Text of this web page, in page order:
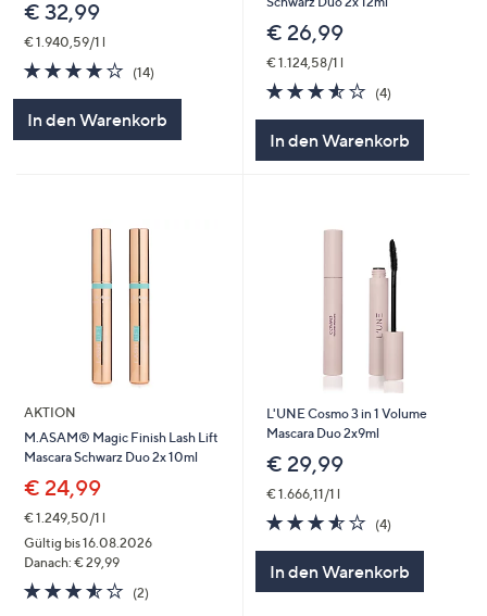
€ 32,99
€ 1.940,59/1 l
3.6
von
(14)14
In den Warenkorb
€ 26,99
€ 1.124,58/1 l
3.5
von
(4)
In den Warenkorb
AKTION
M.ASAM® Magic Finish Lash Lift
Mascara Schwarz Duo 2x 10ml
€ 24,99
€ 1.249,50/1 l
Gültig bis 16.08.2026
Danach: € 29,99
3.5
von
(2)2
L'UNE Cosmo 3 in 1 Volume
Mascara Duo 2x9ml
€ 29,99
€ 1.666,11/1 l
3.5
von
(4)
In den Warenkorb